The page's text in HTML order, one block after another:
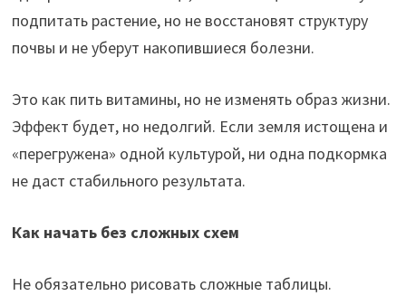
подпитать растение, но не восстановят структуру
почвы и не уберут накопившиеся болезни.
Это как пить витамины, но не изменять образ жизни.
Эффект будет, но недолгий. Если земля истощена и
«перегружена» одной культурой, ни одна подкормка
не даст стабильного результата.
Как начать без сложных схем
Не обязательно рисовать сложные таблицы.